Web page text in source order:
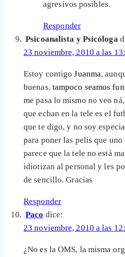
agresivos posibles.
Responder
Psicoanalista y Psicóloga
23 noviembre, 2010 a las
Estoy contigoJuanma,
buenas, tampoco seamos
me pasa lo mismo no veo
que echan en la tele es el
que te digo, y no soy
para poner las pelis que uno
parece que la tele no está
idiotizan al personal y les
de sencillo. Gracias
Responder
Paco dice:
23 noviembre, 2010 a las
¿No es la OMS, la misma